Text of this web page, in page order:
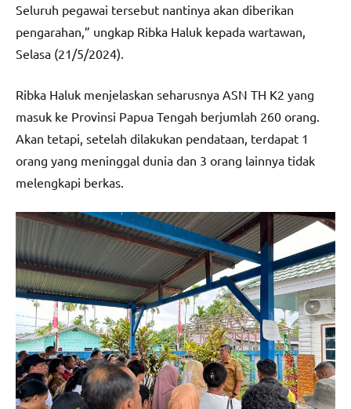
Seluruh pegawai tersebut nantinya akan diberikan
pengarahan,” ungkap Ribka Haluk kepada wartawan,
Selasa (21/5/2024).
Ribka Haluk menjelaskan seharusnya ASN TH K2 yang
masuk ke Provinsi Papua Tengah berjumlah 260 orang.
Akan tetapi, setelah dilakukan pendataan, terdapat 1
orang yang meninggal dunia dan 3 orang lainnya tidak
melengkapi berkas.